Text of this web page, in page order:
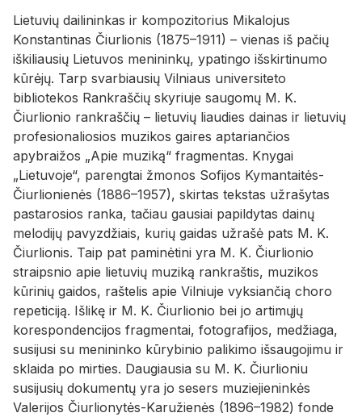
Lietuvių dailininkas ir kompozitorius Mikalojus
Konstantinas Čiurlionis (1875–1911) – vienas iš pačių
iškiliausių Lietuvos menininkų, ypatingo išskirtinumo
kūrėjų. Tarp svarbiausių Vilniaus universiteto
bibliotekos Rankraščių skyriuje saugomų M. K.
Čiurlionio rankraščių – lietuvių liaudies dainas ir lietuvių
profesionaliosios muzikos gaires aptariančios
apybraižos „Apie muziką“ fragmentas. Knygai
„Lietuvoje“, parengtai žmonos Sofijos Kymantaitės-
Čiurlionienės (1886–1957), skirtas tekstas užrašytas
pastarosios ranka, tačiau gausiai papildytas dainų
melodijų pavyzdžiais, kurių gaidas užrašė pats M. K.
Čiurlionis. Taip pat paminėtini yra M. K. Čiurlionio
straipsnio apie lietuvių muziką rankraštis, muzikos
kūrinių gaidos, raštelis apie Vilniuje vyksiančią choro
repeticiją. Išlikę ir M. K. Čiurlionio bei jo artimųjų
korespondencijos fragmentai, fotografijos, medžiaga,
susijusi su menininko kūrybinio palikimo išsaugojimu ir
sklaida po mirties. Daugiausia su M. K. Čiurlioniu
susijusių dokumentų yra jo sesers muziejieninkės
Valerijos Čiurlionytės-Karužienės (1896–1982) fonde